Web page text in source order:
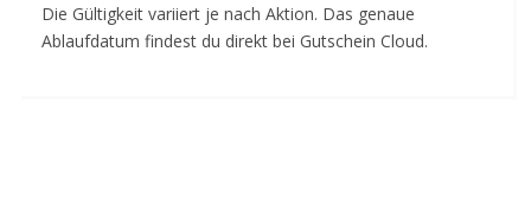
Die Gültigkeit variiert je nach Aktion. Das genaue
Ablaufdatum findest du direkt bei Gutschein Cloud.